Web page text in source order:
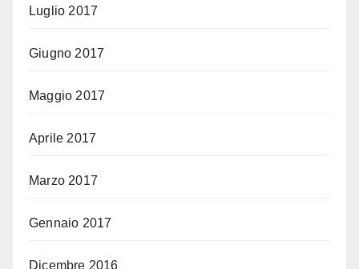
Luglio 2017
Giugno 2017
Maggio 2017
Aprile 2017
Marzo 2017
Gennaio 2017
Dicembre 2016